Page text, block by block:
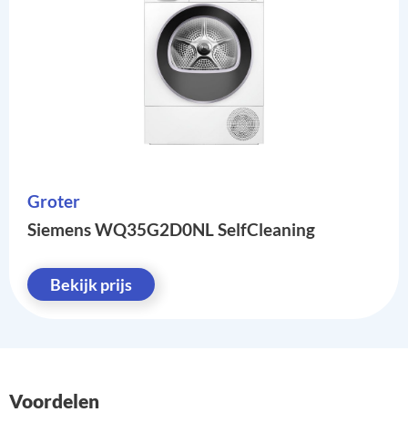
Groter
Siemens WQ35G2D0NL SelfCleaning
Bekijk prijs
Voordelen